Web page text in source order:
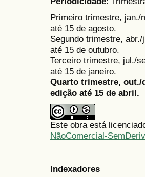
Primeiro trimestre, jan./
até 15 de agosto.
Segundo trimestre,
até 15 de outubro.
Terceiro trimestre, jul./
até 15 de janeiro.
Quarto trimestre, out./
edição até 15 de abril.
Este obra está
NãoComercial-
Indexadores